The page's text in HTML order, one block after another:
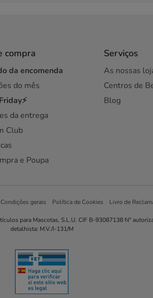
compra
da encomenda
do mês
da entrega
Club
e Poupa
Serviços
As nossas
Centros de
Blog
Condições gerais Política de Cookies Livro de
para Mascotas, S.L.U. CIF B-93087138 Nº
detalhista: M.V./I-131/M